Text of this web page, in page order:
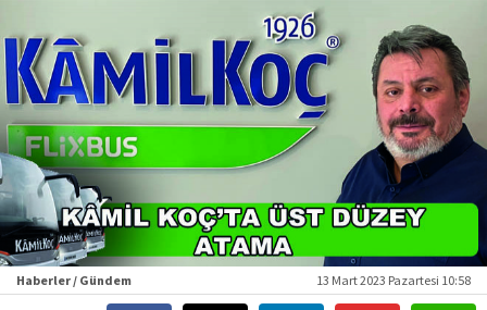
Haberler / Gündem 13 Mart 2023 Pazartesi 10:58